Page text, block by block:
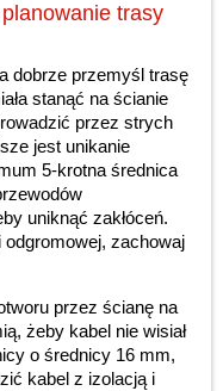
trasy
dobrze przemyśl trasę
stanąć na ścianie
przez strych
jest unikanie
5-krotna średnica
uniknąć zakłóceń.
zachowaj
przez ścianę na
żeby kabel nie wisiał
o średnicy 16 mm,
kabel z izolacją i